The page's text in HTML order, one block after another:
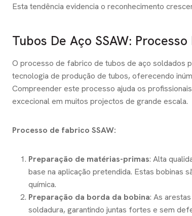
Esta tendência evidencia o reconhecimento
Tubos De Aço SSAW:
O processo de fabrico de tubos de aço soldados
tecnologia de produção de tubos, oferecendo
Compreender este processo ajuda os
excecional em muitos projectos de grande escala.
Processo de fabrico SSAW:
Preparação de matérias-primas: Alta
base na aplicação pretendida. Estas bobinas
química.
Preparação da borda da bobina: As
soldadura, garantindo juntas fortes e sem